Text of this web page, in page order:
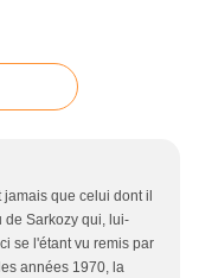
que celui dont il
de Sarkozy qui, lui-
se l'étant vu remis par
années 1970, la